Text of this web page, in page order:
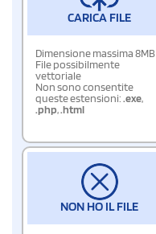
CARICA FILE
Dimensione massima 8MB
File possibilmente
vettoriale
Non sono consentite
queste estensioni:.exe,
.php,.html
NON HO IL FILE